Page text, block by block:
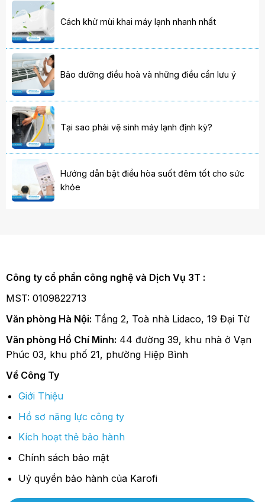
Cách khử mùi khai máy lạnh nhanh nhất
Bảo dưỡng điều hoà và những điều cần lưu ý
Tại sao phải vệ sinh máy lạnh định kỳ?
Hướng dẫn bật điều hòa suốt đêm tốt cho sức
khỏe
Công ty cổ phần công nghệ và Dịch Vụ 3T :
MST: 0109822713
Văn phòng Hà Nội: Tầng 2, Toà nhà Lidaco, 19 Đại Từ
Văn phòng Hồ Chí Minh: 44 đường 39, khu nhà ở Vạn
Phúc 03, khu phố 21, phường Hiệp Bình
Về Công Ty
Giới Thiệu
Hồ sơ năng lực công ty
Kích hoạt thẻ bảo hành
Chính sách bảo mật
Uỷ quyền bảo hành của Karofi